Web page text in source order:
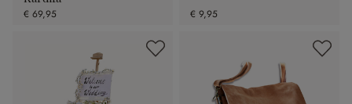
€ 69,95 € 9,95